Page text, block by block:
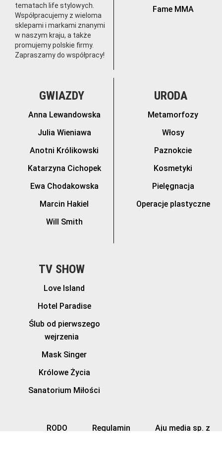
tematach life stylowych.
Współpracujemy z wieloma
sklepami i markami znanymi
w naszym kraju, a także
promujemy polskie firmy.
Zapraszamy do współpracy!
Fame MMA
GWIAZDY
Anna Lewandowska
Julia Wieniawa
Anotni Królikowski
Katarzyna Cichopek
Ewa Chodakowska
Marcin Hakiel
Will Smith
URODA
Metamorfozy
Włosy
Paznokcie
Kosmetyki
Pielęgnacja
Operacje plastyczne
TV SHOW
Love Island
Hotel Paradise
Ślub od pierwszego
wejrzenia
Mask Singer
Królowe Życia
Sanatorium Miłości
RODO Regulamin
Aju media sp. z